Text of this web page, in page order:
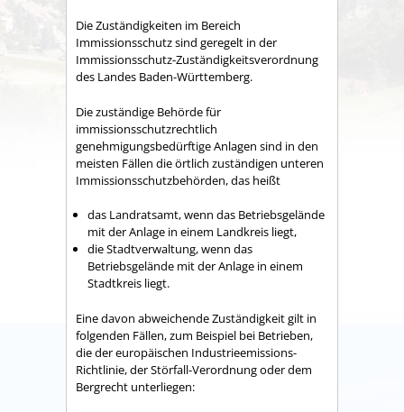
Die Zuständigkeiten im Bereich
Immissionsschutz sind geregelt in der
Immissionsschutz-Zuständigkeitsverordnung
des Landes Baden-Württemberg.
Die zuständige Behörde für
immissionsschutzrechtlich
genehmigungsbedürftige Anlagen sind in den
meisten Fällen die örtlich zuständigen unteren
Immissionsschutzbehörden, das heißt
das Landratsamt, wenn das Betriebsgelände
mit der Anlage in einem Landkreis liegt,
die Stadtverwaltung, wenn das
Betriebsgelände mit der Anlage in einem
Stadtkreis liegt.
Eine davon abweichende Zuständigkeit gilt in
folgenden Fällen, zum Beispiel bei Betrieben,
die der europäischen Industrieemissions-
Richtlinie, der Störfall-Verordnung oder dem
Bergrecht unterliegen: